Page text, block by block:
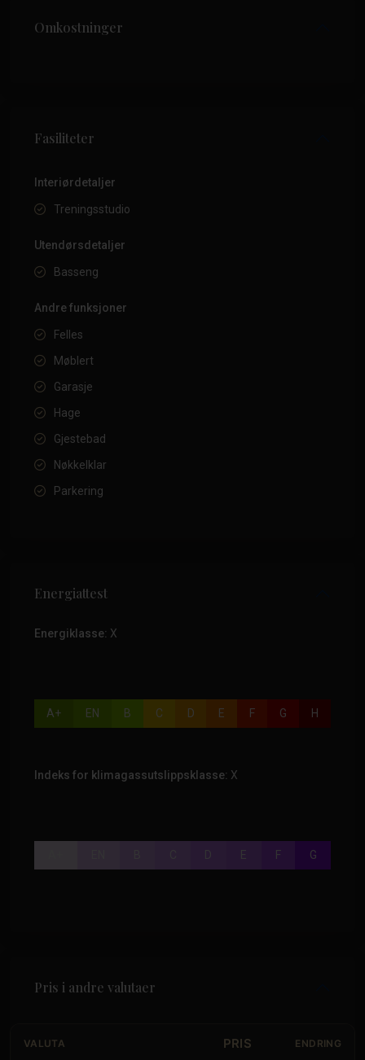
Omkostninger
Fasiliteter
Interiørdetaljer
Treningsstudio
Utendørsdetaljer
Basseng
Andre funksjoner
Felles
Møblert
Garasje
Hage
Gjestebad
Nøkkelklar
Parkering
Energiattest
Energiklasse: X
A+ EN B C D E F G H
Indeks for klimagassutslippsklasse: X
D E F G
Pris i andre valutaer
VALUTA PRIS ENDRING